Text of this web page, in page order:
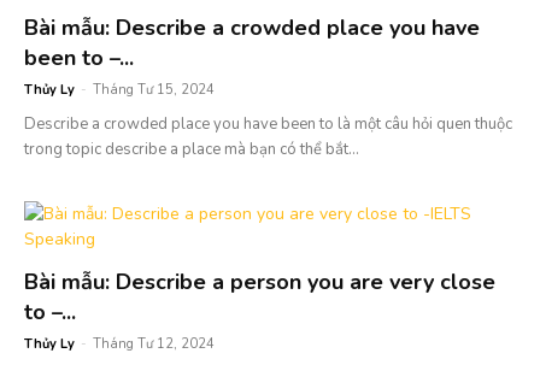
Bài mẫu: Describe a crowded place you have
been to –...
Thủy Ly - Tháng Tư 15, 2024
Describe a crowded place you have been to là một câu hỏi quen thuộc
trong topic describe a place mà bạn có thể bắt...
Bài mẫu: Describe a person you are very close
to –...
Thủy Ly - Tháng Tư 12, 2024